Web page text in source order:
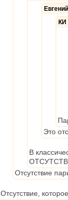
КИ
Это
В
Отсутствие
Отсутствие,